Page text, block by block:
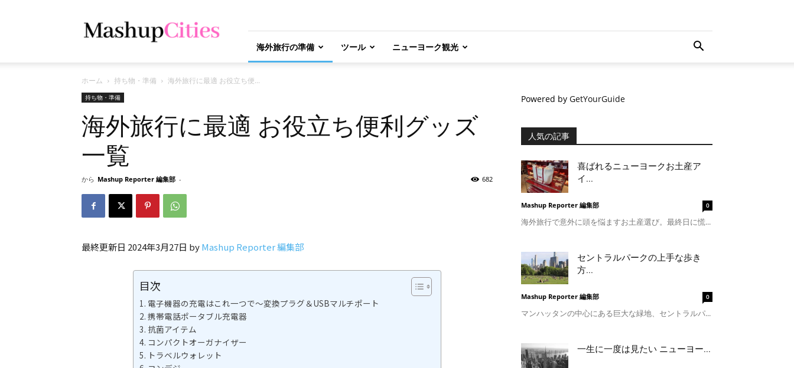
Cities
海外旅行の準備 ツール ニューヨーク観光
ホーム 持ち物・準備 海外旅行に最適 お役立ち便...
持ち物・準備
海外旅行に最適 お役立ち便利グッズ
一覧
から Mashup Reporter 編集部 - 682
最終更新日 2024年3月27日 byMashup Reporter 編集部
目次
電子機器の充電はこれ一つで〜変換プラグ＆USBマルチポート
携帯電話ポータブル充電器
抗菌アイテム
コンパクトオーガナイザー
トラベルウォレット
Powered by GetYourGuide
人気の記事
喜ばれるニューヨークお土産ア
イ...
Mashup Reporter 編集部 0
海外旅行で意外に頭を悩ますお土産選び。最終日に慌...
セントラルパークの上手な歩き
方...
Mashup Reporter 編集部 0
マンハッタンの中心にある巨大な緑地、セントラルパ...
一生に一度は見たい ニューヨー...